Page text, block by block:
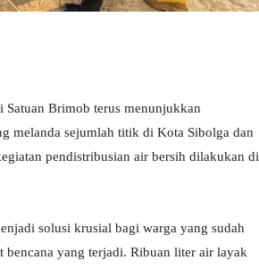
Brimob terus menunjukkan
melanda sejumlah titik di Kota Sibolga dan
pendistribusian air bersih dilakukan di
solusi krusial bagi warga yang sudah
bencana yang terjadi. Ribuan liter air layak